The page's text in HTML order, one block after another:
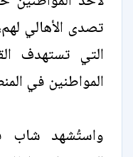
تصدى الأهالي
التي تستهدف
المواطنين في
واستُشهد شاب